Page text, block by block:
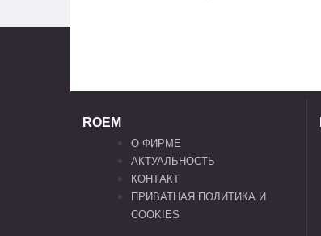
ROEM
О ФИРМЕ
АКТУАЛЬНОСТЬ
КОНТАКТ
ПРИВАТНАЯ ПОЛИТИКА И
COOKIES